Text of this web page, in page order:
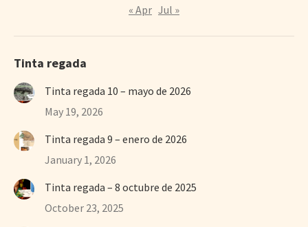
« Apr Jul »
Tinta regada
Tinta regada 10 – mayo de 2026
May 19, 2026
Tinta regada 9 – enero de 2026
January 1, 2026
Tinta regada – 8 octubre de 2025
October 23, 2025